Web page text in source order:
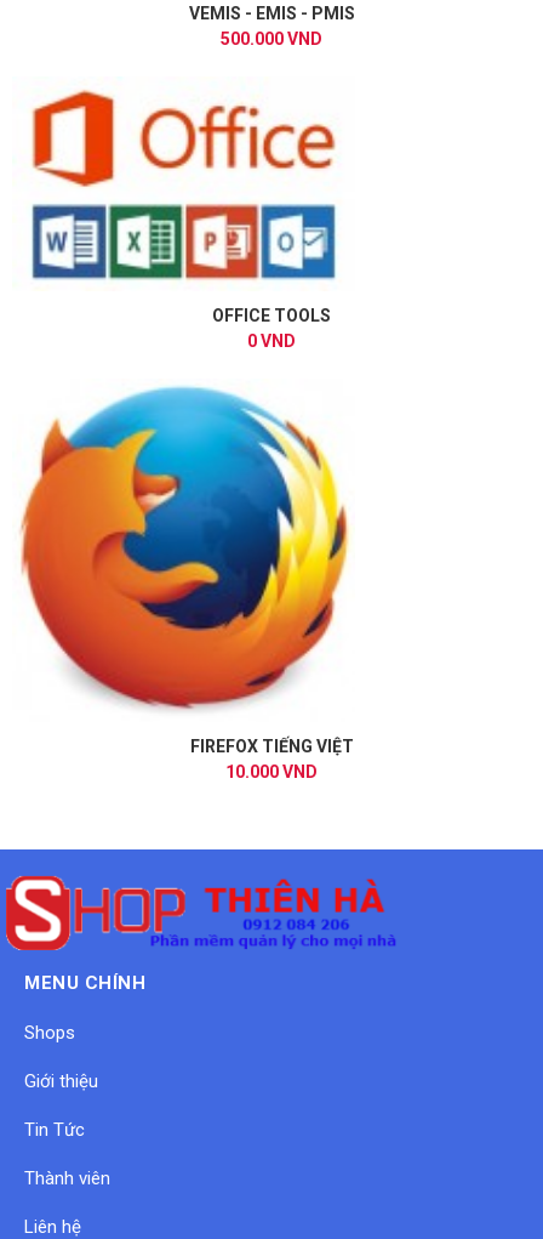
VEMIS - EMIS - PMIS
500.000 VND
OFFICE TOOLS
0 VND
FIREFOX TIẾNG VIỆT
10.000 VND
MENU CHÍNH
Shops
Giới thiệu
Tin Tức
Thành viên
Liên hệ